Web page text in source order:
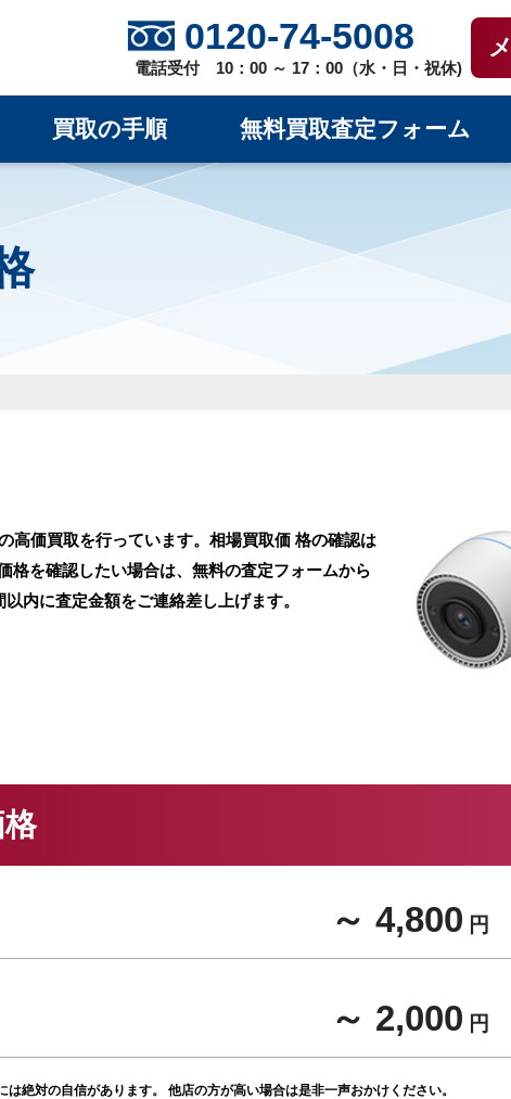
0120-74-5008
電話受付 10：00 ～ 17：00（水・日・祝休)
買取の手順 無料買取査定フォーム
高価買取を行っています。相場買取価 格の確認は
格を確認したい場合は、無料の査定フォームから
内に査定金額をご連絡差し上げます。
～ 4,800 円
～ 2,000 円
絶対の自信があります。 他店の方が高い場合は是非一声おかけください。